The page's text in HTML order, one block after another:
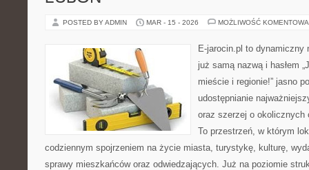
POSTED BY ADMIN MAR - 15 - 2026 MOŻLIWOŚĆ
E-jarocin.pl to dynamiczny
już samą nazwą i hasłem
mieście i regionie!” jasno
udostępnianie
oraz szerzej o okolicznych
To przestrzeń, w którym
codziennym spojrzeniem na życie miasta, turystykę, kulturę,
sprawy mieszkańców oraz odwiedzających. Już na poziomie